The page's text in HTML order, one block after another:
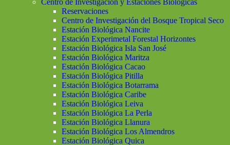
Centro de Investigación y Estaciones Biológicas
Reservaciones
Centro de Investigación del Bosque Tropical Seco
Estación Biológica Nancite
Estación Experimetal Forestal Horizontes
Estación Biológica Isla San José
Estación Biológica Maritza
Estación Biológica Cacao
Estación Biológica Pitilla
Estación Biológica Botarrama
Estación Biológica Caribe
Estación Biológica Leiva
Estación Biológica La Perla
Estación Biológica Llanura
Estación Biológica Los Almendros
Estación Biológica Quica